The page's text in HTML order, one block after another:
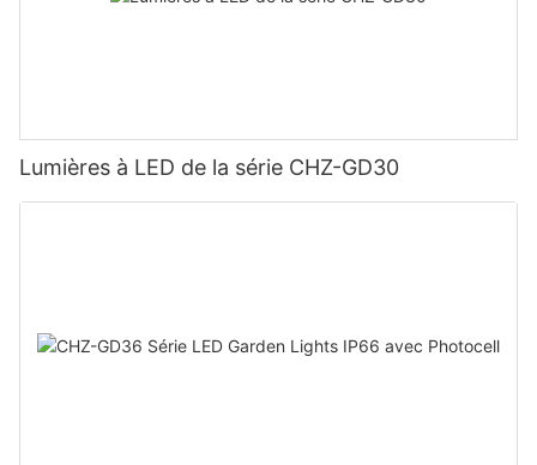
Lumières à LED de la série CHZ-GD30